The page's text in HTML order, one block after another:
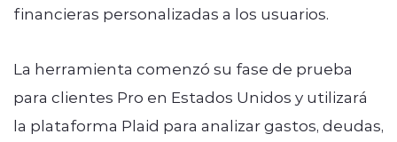
financieras personalizadas a los usuarios.
La herramienta comenzó su fase de prueba
para clientes Pro en Estados Unidos y utilizará
la plataforma Plaid para analizar gastos, deudas,